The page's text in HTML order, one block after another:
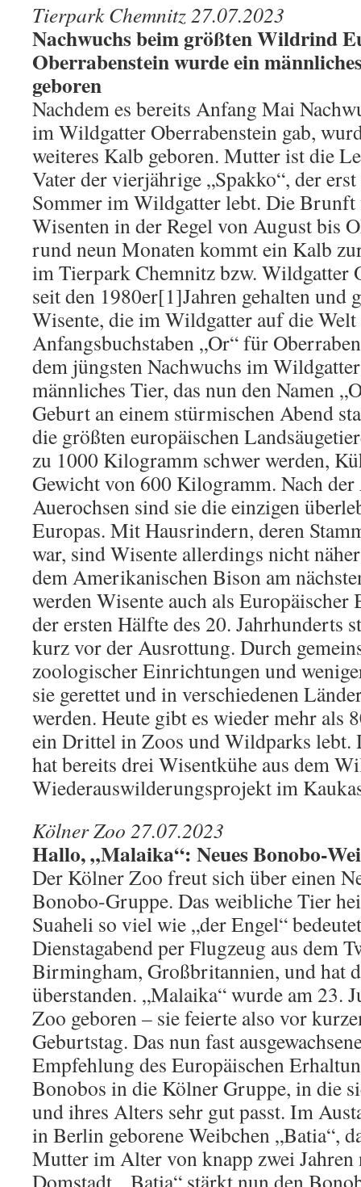
Tierpark Chemnitz 27.07.2023
Nachwuchs beim größten Wildrind
Oberrabenstein wurde ein
geboren
Nachdem es bereits Anfang Mai
im Wildgatter Oberrabenstein gab,
weiteres Kalb geboren. Mutter ist die
Vater der vierjährige „Spakko“, der
Sommer im Wildgatter lebt. Die Brunft
Wisenten in der Regel von August bis
rund neun Monaten kommt ein Kalb
im Tierpark Chemnitz bzw. Wildgatter
seit den 1980er[1]Jahren gehalten und
Wisente, die im Wildgatter auf die
Anfangsbuchstaben „Or“ für
dem jüngsten Nachwuchs im
männliches Tier, das nun den Namen
Geburt an einem stürmischen Abend
die größten europäischen
zu 1000 Kilogramm schwer werden,
Gewicht von 600 Kilogramm. Nach der
Auerochsen sind sie die einzigen
Europas. Mit Hausrindern, deren
war, sind Wisente allerdings nicht
dem Amerikanischen Bison am
werden Wisente auch als Europäischer
der ersten Hälfte des 20. Jahrhunderts
kurz vor der Ausrottung. Durch
zoologischer Einrichtungen und
sie gerettet und in verschiedenen
werden. Heute gibt es wieder mehr als
ein Drittel in Zoos und Wildparks lebt.
hat bereits drei Wisentkühe aus dem
Wiederauswilderungsprojekt im
Kölner Zoo 27.07.2023
Hallo, „Malaika“: Neues Bonobo-
Der Kölner Zoo freut sich über einen
Bonobo-Gruppe. Das weibliche Tier
Suaheli so viel wie „der Engel“
Dienstagabend per Flugzeug aus dem
Birmingham, Großbritannien, und hat
überstanden. „Malaika“ wurde am 23.
Zoo geboren – sie feierte also vor
Geburtstag. Das nun fast
Empfehlung des Europäischen
Bonobos in die Kölner Gruppe, in die
und ihres Alters sehr gut passt. Im
in Berlin geborene Weibchen „Batia“,
Mutter im Alter von knapp zwei Jahren
Domstadt. „Batia“ stärkt nun den